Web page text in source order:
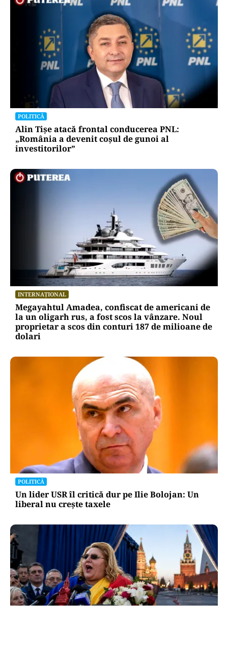
POLITICĂ
Alin Tișe atacă frontal conducerea PNL:
„România a devenit coșul de gunoi al
investitorilor”
INTERNAȚIONAL
Megayahtul Amadea, confiscat de americani de
la un oligarh rus, a fost scos la vânzare. Noul
proprietar a scos din conturi 187 de milioane de
dolari
POLITICĂ
Un lider USR îl critică dur pe Ilie Bolojan: Un
liberal nu crește taxele